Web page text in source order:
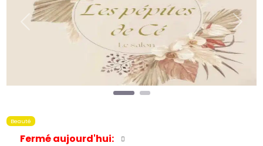
Précédent
Beauté
Fermé aujourd'hui: